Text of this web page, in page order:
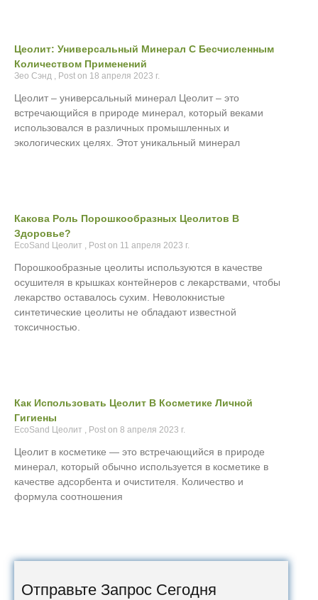
Цеолит: Универсальный Минерал С Бесчисленным
Количеством Применений
Зео Сэнд 18 апреля 2023 г.
Цеолит – универсальный минерал Цеолит – это
встречающийся в природе минерал, который веками
использовался в различных промышленных и
экологических целях. Этот уникальный минерал
Какова Роль Порошкообразных Цеолитов В
Здоровье?
EcoSand Цеолит 11 апреля 2023 г.
Порошкообразные цеолиты используются в качестве
осушителя в крышках контейнеров с лекарствами, чтобы
лекарство оставалось сухим. Неволокнистые
синтетические цеолиты не обладают известной
токсичностью.
Как Использовать Цеолит В Косметике Личной
Гигиены
EcoSand Цеолит 8 апреля 2023 г.
Цеолит в косметике — это встречающийся в природе
минерал, который обычно используется в косметике в
качестве адсорбента и очистителя. Количество и
формула соотношения
Отправьте Запрос Сегодня